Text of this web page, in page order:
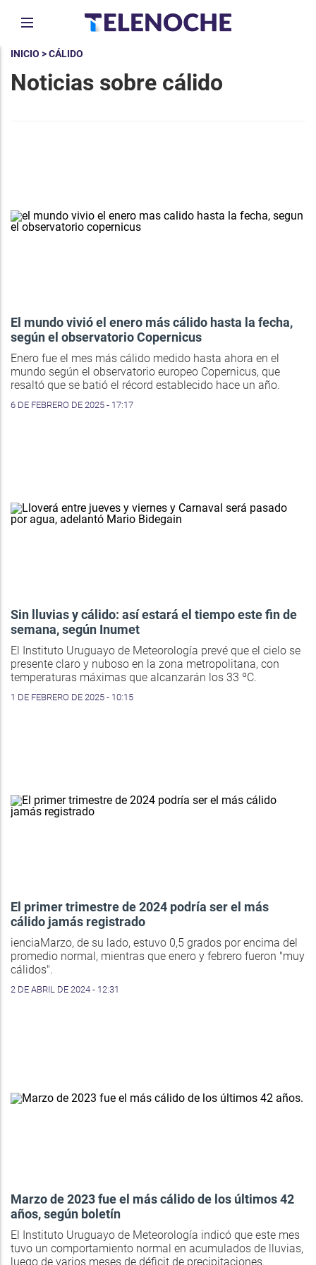
INICIO > CÁLIDO
Noticias sobre cálido
El mundo vivió el enero más cálido hasta la fecha,
según el observatorio Copernicus
Enero fue el mes más cálido medido hasta ahora en el
mundo según el observatorio europeo Copernicus, que
resaltó que se batió el récord establecido hace un año.
6 DE FEBRERO DE 2025 - 17:17
Sin lluvias y cálido: así estará el tiempo este fin de
semana, según Inumet
El Instituto Uruguayo de Meteorología prevé que el cielo se
presente claro y nuboso en la zona metropolitana, con
temperaturas máximas que alcanzarán los 33 ºC.
1 DE FEBRERO DE 2025 - 10:15
El primer trimestre de 2024 podría ser el más
cálido jamás registrado
ienciaMarzo, de su lado, estuvo 0,5 grados por encima del
promedio normal, mientras que enero y febrero fueron "muy
cálidos".
2 DE ABRIL DE 2024 - 12:31
Marzo de 2023 fue el más cálido de los últimos 42
años, según boletín
El Instituto Uruguayo de Meteorología indicó que este mes
tuvo un comportamiento normal en acumulados de lluvias,
luego de varios meses de déficit de precipitaciones.